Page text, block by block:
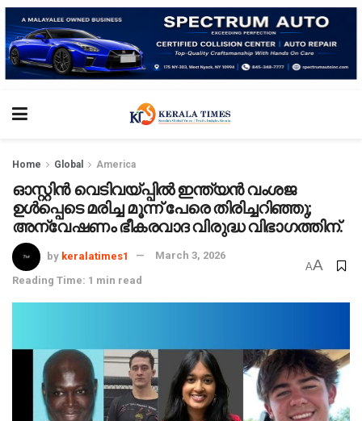
Home Global America
ഓസ്റ്റിൻ വെടിവയ്‌പ്പിൽ ഇന്ത്യൻ വംശജ
ഉൾപ്പെടെ മരിച്ച മൂന്ന് പേരെ തിരിച്ചറിഞ്ഞു;
അന്വേഷണം ഭീകരവാദ വിരുദ്ധ വിഭാഗത്തിന്.
by keralatimes1 March 3, 2026
Reading Time: 1 min read
AA